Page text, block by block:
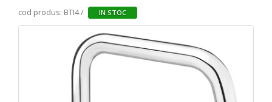
cod produs: BTI4 / IN STOC